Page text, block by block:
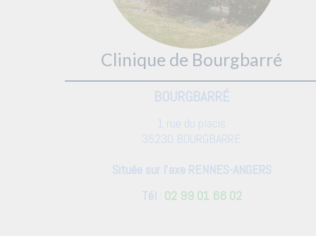
Clinique de Bourgbarré
BOURGBARRÉ
1 rue du placis
35230 BOURGBARRE
Située sur l'axe RENNES-ANGERS
Tél : 02 99 01 66 02